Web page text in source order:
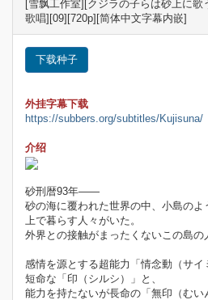
[雪飘工作室][クジラの子らは砂上に
歌唱][09][720p][简体中文字幕内嵌]
下载种子
外挂字幕下载
https://subbers.org/subtitles/Kujisuna/
介绍
砂刑暦93年——
砂の海に覆われた世界の中、小島の
上で暮らす人々がいた。
外界との接触がまったくないこの島の
感情を源とする超能力「情念動（サ
短命な「印（シルシ）」と、
能力を持たないが長命の「無印（む